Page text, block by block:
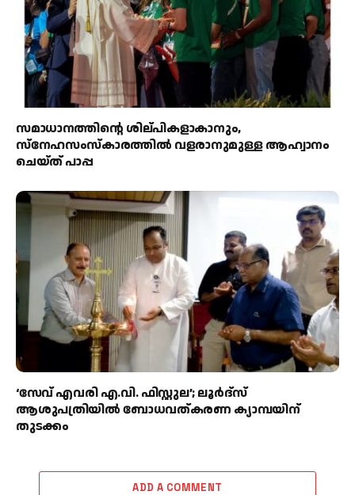
സമാധാനത്തിന്റെ ശില്പികളാകാനും,
സ്നേഹസംസ്കാരത്തിൽ വളരാനുമുള്ള ആഹ്വാനം
ചെയ്ത് പാപ്പ
‘സേവ് എവരി എ.വി. ഫിസ്റ്റുല’; ലൂർദ്‌സ്
ആശുപത്രിയിൽ ബോധവത്കരണ ക്യാമ്പയിന്
തുടക്കം
ADD A COMMENT